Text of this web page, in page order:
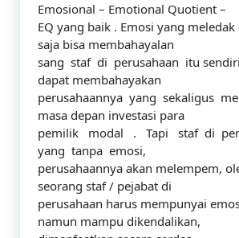
Emosional – Emotional Quotient –
EQ yang baik . Emosi yang
saja bisa membahayalan
sang staf di perusahaan itu
dapat membahayakan
perusahaannya yang sekaligus
masa depan investasi para
pemilik modal . Tapi staf di
yang tanpa emosi,
perusahaannya akan melempem,
seorang staf / pejabat di
perusahaan harus mempunyai
namun mampu dikendalikan,